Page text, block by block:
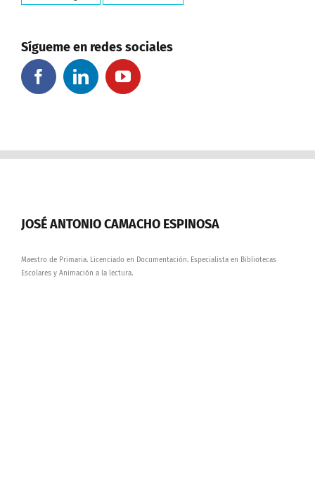
Sígueme en redes sociales
JOSÉ ANTONIO CAMACHO ESPINOSA
Maestro de Primaria. Licenciado en Documentación. Especialista en Bibliotecas
Escolares y Animación a la lectura.